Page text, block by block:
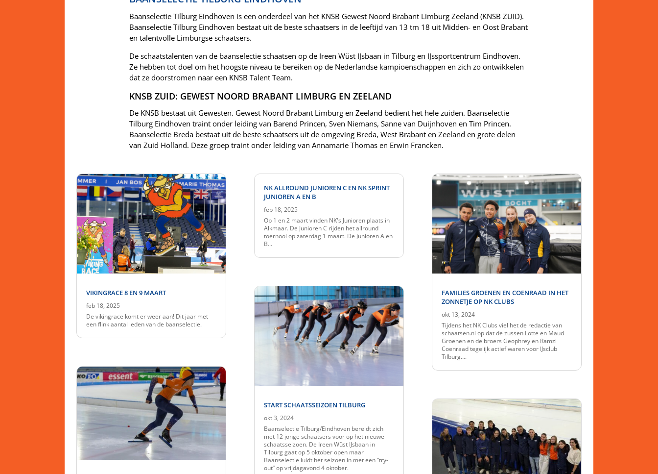
Baanselectie Tilburg Eindhoven is een onderdeel van het KNSB Gewest Noord Brabant Limburg Zeeland (KNSB ZUID).
Baanselectie Tilburg Eindhoven bestaat uit de beste schaatsers in de leeftijd van 13 tm 18 uit Midden- en Oost Brabant
en talentvolle Limburgse schaatsers.
De schaatstalenten van de baanselectie schaatsen op de Ireen Wüst IJsbaan in Tilburg en IJssportcentrum Eindhoven.
Ze hebben tot doel om het hoogste niveau te bereiken op de Nederlandse kampioenschappen en zich zo ontwikkelen
dat ze doorstromen naar een KNSB Talent Team.
KNSB ZUID: GEWEST NOORD BRABANT LIMBURG EN ZEELAND
De KNSB bestaat uit Gewesten. Gewest Noord Brabant Limburg en Zeeland bedient het hele zuiden. Baanselectie
Tilburg Eindhoven traint onder leiding van Barend Princen, Sven Niemans, Sanne van Duijnhoven en Tim Princen.
Baanselectie Breda bestaat uit de beste schaatsers uit de omgeving Breda, West Brabant en Zeeland en grote delen
van Zuid Holland. Deze groep traint onder leiding van Annamarie Thomas en Erwin Francken.
VIKINGRACE 8 EN 9 MAART
feb 18, 2025
De vikingrace komt er weer aan! Dit jaar met
een flink aantal leden van de baanselectie.
NK ALLROUND JUNIOREN C EN NK SPRINT
JUNIOREN A EN B
feb 18, 2025
Op 1 en 2 maart vinden NK's Junioren plaats in
Alkmaar. De Junioren C rijden het allround
toernooi op zaterdag 1 maart. De Junioren A en
B...
START SCHAATSSEIZOEN TILBURG
okt 3, 2024
Baanselectie Tilburg/Eindhoven bereidt zich
met 12 jonge schaatsers voor op het nieuwe
schaatsseizoen. De Ireen Wüst IJsbaan in
Tilburg gaat op 5 oktober open maar
Baanselectie luidt het seizoen in met een “try-
out” op vrijdagavond 4 oktober.
FAMILIES GROENEN EN COENRAAD IN HET
ZONNETJE OP NK CLUBS
okt 13, 2024
Tijdens het NK Clubs viel het de redactie van
schaatsen.nl op dat de zussen Lotte en Maud
Groenen en de broers Geophrey en Ramzi
Coenraad tegelijk actief waren voor IJsclub
Tilburg….